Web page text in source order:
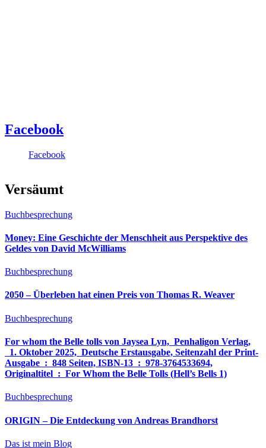
Facebook
Facebook
Versäumt
Buchbesprechung
Money: Eine Geschichte der Menschheit aus Perspektive des
Geldes von David McWilliams
Buchbesprechung
2050 – Überleben hat einen Preis von Thomas R. Weaver
Buchbesprechung
For whom the Belle tolls von Jaysea Lyn, ‎ Penhaligon Verlag,
‎ 1. Oktober 2025, ‎ Deutsche Erstausgabe, Seitenzahl der Print-
Ausgabe ‏ : ‎ 848 Seiten, ISBN-13 ‏ : ‎ 978-3764533694,
Originaltitel ‏ : ‎ For Whom the Belle Tolls (Hell’s Bells 1)
Buchbesprechung
ORIGIN – Die Entdeckung von Andreas Brandhorst
Das ist mein Blog